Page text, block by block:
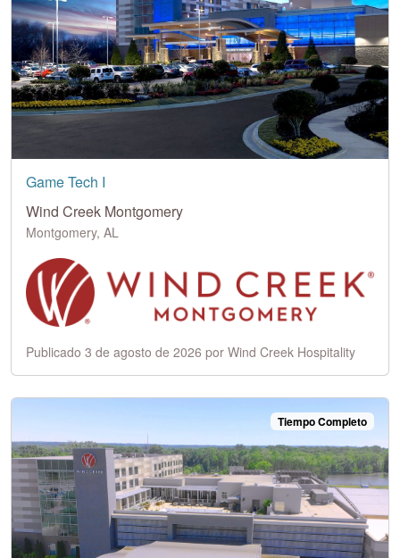
Game Tech I
Wind Creek Montgomery
Montgomery, AL
Publicado 3 de agosto de 2026 por Wind Creek Hospitality
Tiempo Completo